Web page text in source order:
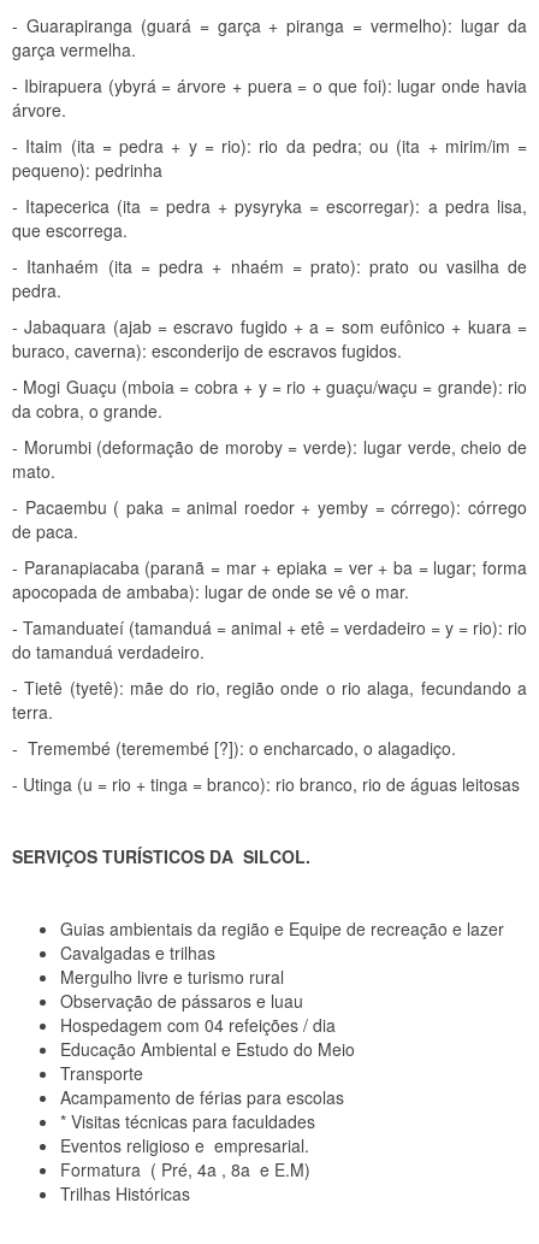
- Guarapiranga (guará = garça + piranga = vermelho): lugar da
garça vermelha.
- Ibirapuera (ybyrá = árvore + puera = o que foi): lugar onde havia
árvore.
- Itaim (ita = pedra + y = rio): rio da pedra; ou (ita + mirim/im =
pequeno): pedrinha
- Itapecerica (ita = pedra + pysyryka = escorregar): a pedra lisa,
que escorrega.
- Itanhaém (ita = pedra + nhaém = prato): prato ou vasilha de
pedra.
- Jabaquara (ajab = escravo fugido + a = som eufônico + kuara =
buraco, caverna): esconderijo de escravos fugidos.
- Mogi Guaçu (mboia = cobra + y = rio + guaçu/waçu = grande): rio
da cobra, o grande.
- Morumbi (deformação de moroby = verde): lugar verde, cheio de
mato.
- Pacaembu ( paka = animal roedor + yemby = córrego): córrego
de paca.
- Paranapiacaba (paranã = mar + epiaka = ver + ba = lugar; forma
apocopada de ambaba): lugar de onde se vê o mar.
- Tamanduateí (tamanduá = animal + etê = verdadeiro = y = rio): rio
do tamanduá verdadeiro.
- Tietê (tyetê): mãe do rio, região onde o rio alaga, fecundando a
terra.
- Tremembé (teremembé [?]): o encharcado, o alagadiço.
- Utinga (u = rio + tinga = branco): rio branco, rio de águas leitosas
SERVIÇOS TURÍSTICOS DA SILCOL.
Guias ambientais da região e Equipe de recreação e lazer
Cavalgadas e trilhas
Mergulho livre e turismo rural
Observação de pássaros e luau
Hospedagem com 04 refeições / dia
Educação Ambiental e Estudo do Meio
Transporte
Acampamento de férias para escolas
* Visitas técnicas para faculdades
Eventos religioso e empresarial.
Formatura ( Pré, 4a , 8a e E.M)
Trilhas Históricas